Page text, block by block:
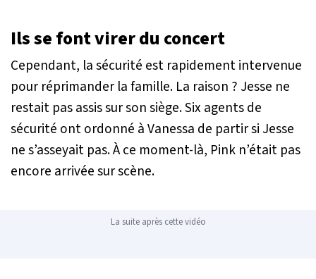
Ils se font virer du concert
Cependant, la sécurité est rapidement intervenue
pour réprimander la famille. La raison ? Jesse ne
restait pas assis sur son siège. Six agents de
sécurité ont ordonné à Vanessa de partir si Jesse
ne s’asseyait pas. À ce moment-là, Pink n’était pas
encore arrivée sur scène.
La suite après cette vidéo